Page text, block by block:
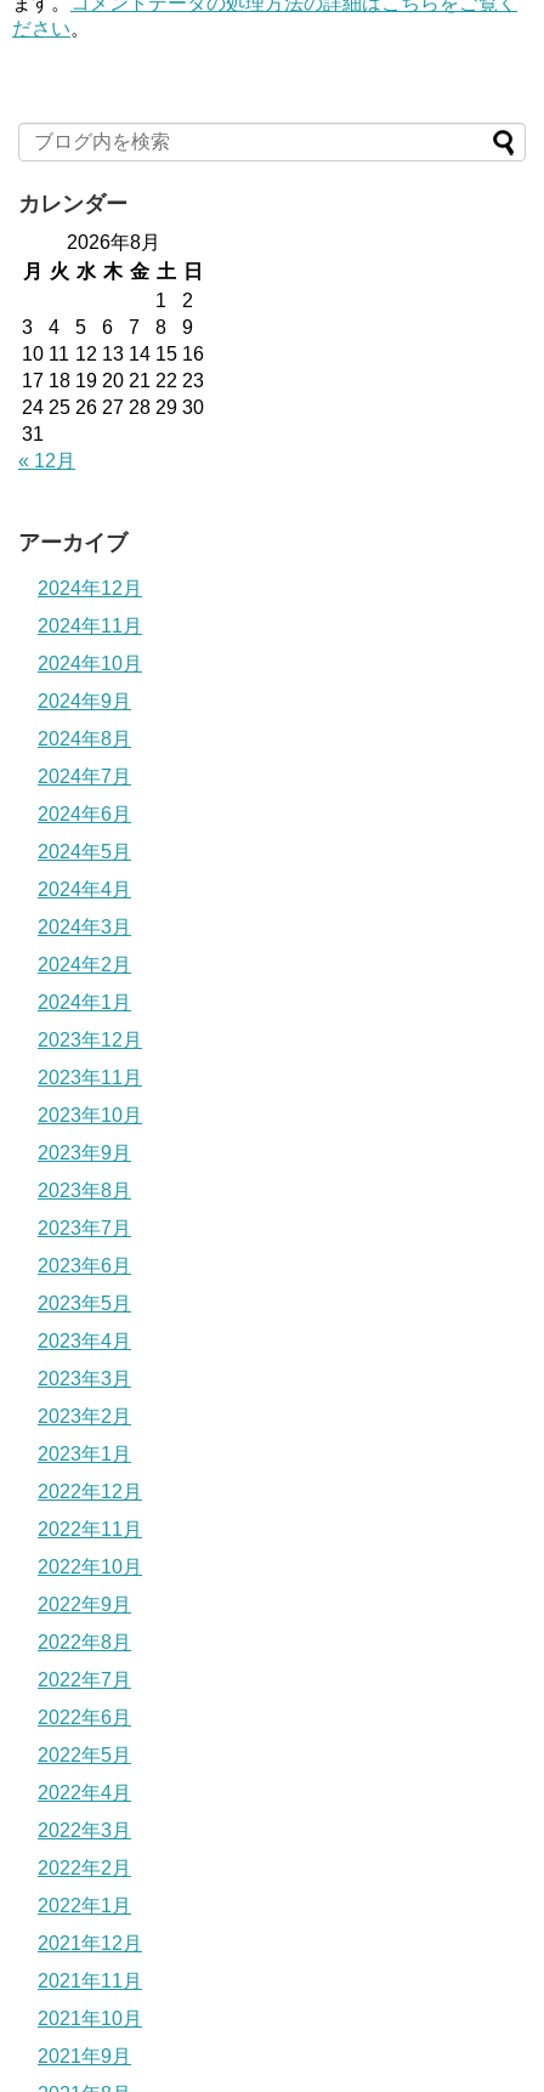
ださい。
カレンダー
2026年8月
月
火 水 木 金 土
日
1
2
3
4 5 6 7 8
9
10 11 12 13 14 15 16
17 18 19 20 21 22 23
24 25 26 27 28 29 30
31
« 12月
アーカイブ
2024年12月
2024年11月
2024年10月
2024年9月
2024年8月
2024年7月
2024年6月
2024年5月
2024年4月
2024年3月
2024年2月
2024年1月
2023年12月
2023年11月
2023年10月
2023年9月
2023年8月
2023年7月
2023年6月
2023年5月
2023年4月
2023年3月
2023年2月
2023年1月
2022年12月
2022年11月
2022年10月
2022年9月
2022年8月
2022年7月
2022年6月
2022年5月
2022年4月
2022年3月
2022年2月
2022年1月
2021年12月
2021年11月
2021年10月
2021年9月